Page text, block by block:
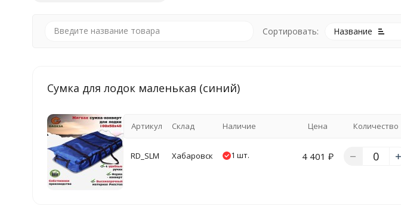
Сортировать: Название
Cумка для лодок маленькая (синий)
Артикул Склад Наличие Цена Количество
RD_SLM Хабаровск 1 шт. 4 401 ₽